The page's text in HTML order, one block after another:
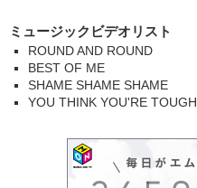
ミュージックビデオリスト
ROUND AND ROUND
BEST OF ME
SHAME SHAME SHAME
YOU THINK YOU'RE TOUGH